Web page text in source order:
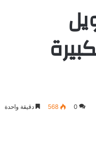
0
568 دقيقة واحدة